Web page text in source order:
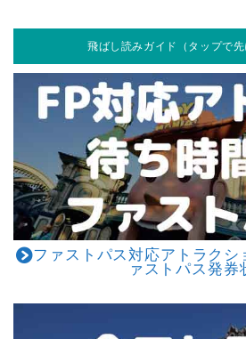
飛ばし読みガイド（タップで先
ファストパス対応アトラクシ
ァストパス発券